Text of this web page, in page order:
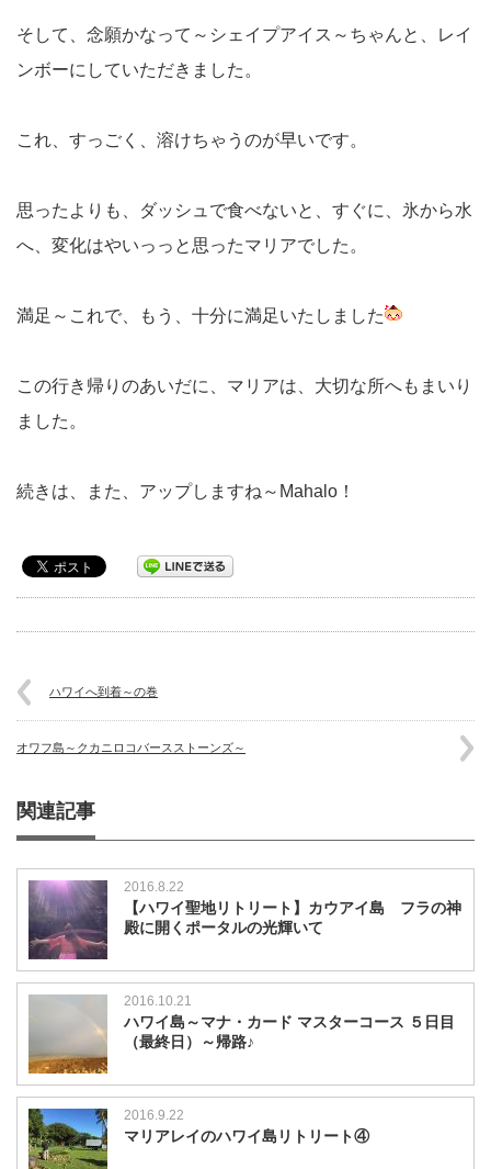
そして、念願かなって～シェイプアイス～ちゃんと、レイ
ンボーにしていただきました。
これ、すっごく、溶けちゃうのが早いです。
思ったよりも、ダッシュで食べないと、すぐに、氷から水
へ、変化はやいっっと思ったマリアでした。
満足～これで、もう、十分に満足いたしました
この行き帰りのあいだに、マリアは、大切な所へもまいり
ました。
続きは、また、アップしますね～Mahalo！
ハワイへ到着～の巻
オワフ島～クカニロコバースストーンズ～
関連記事
2016.8.22
【ハワイ聖地リトリート】カウアイ島 フラの神
殿に開くポータルの光輝いて
2016.10.21
ハワイ島～マナ・カード マスターコース ５日目
（最終日）～帰路♪
2016.9.22
マリアレイのハワイ島リトリート④